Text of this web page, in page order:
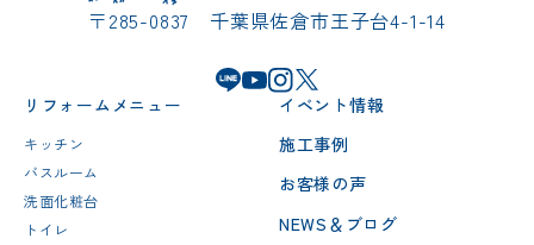
〒285-0837 千葉県佐倉市王子台4-1-14
リフォームメニュー
キッチン
バスルーム
洗面化粧台
トイレ
イベント情報
施工事例
お客様の声
NEWS＆ブログ